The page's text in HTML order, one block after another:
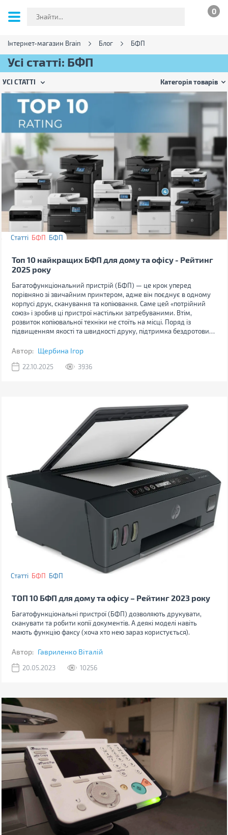
0
Інтернет-магазин Brain Блог БФП
Усі статті: БФП
УСІ СТАТТІ Категорія товарів
Статті БФП БФП
Топ 10 найкращих БФП для дому та офісу - Рейтинг
2025 року
Багатофункціональний пристрій (БФП) — це крок уперед
порівняно зі звичайним принтером, адже він поєднує в одному
корпусі друк, сканування та копіювання. Саме цей «потрійний
союз» і зробив ці пристрої настільки затребуваними. Втім,
розвиток копіювальної техніки не стоїть на місці. Поряд із
підвищенням якості та швидкості друку, підтримка бездротових
Автор: Щербина Ігор
22.10.2025 3936
Статті БФП БФП
ТОП 10 БФП для дому та офісу – Рейтинг 2023 року
Багатофункціональні пристрої (БФП) дозволяють друкувати,
сканувати та робити копії документів. А деякі моделі навіть
мають функцію факсу (хоча хто нею зараз користується).
Автор: Гавриленко Віталій
20.05.2023 10256